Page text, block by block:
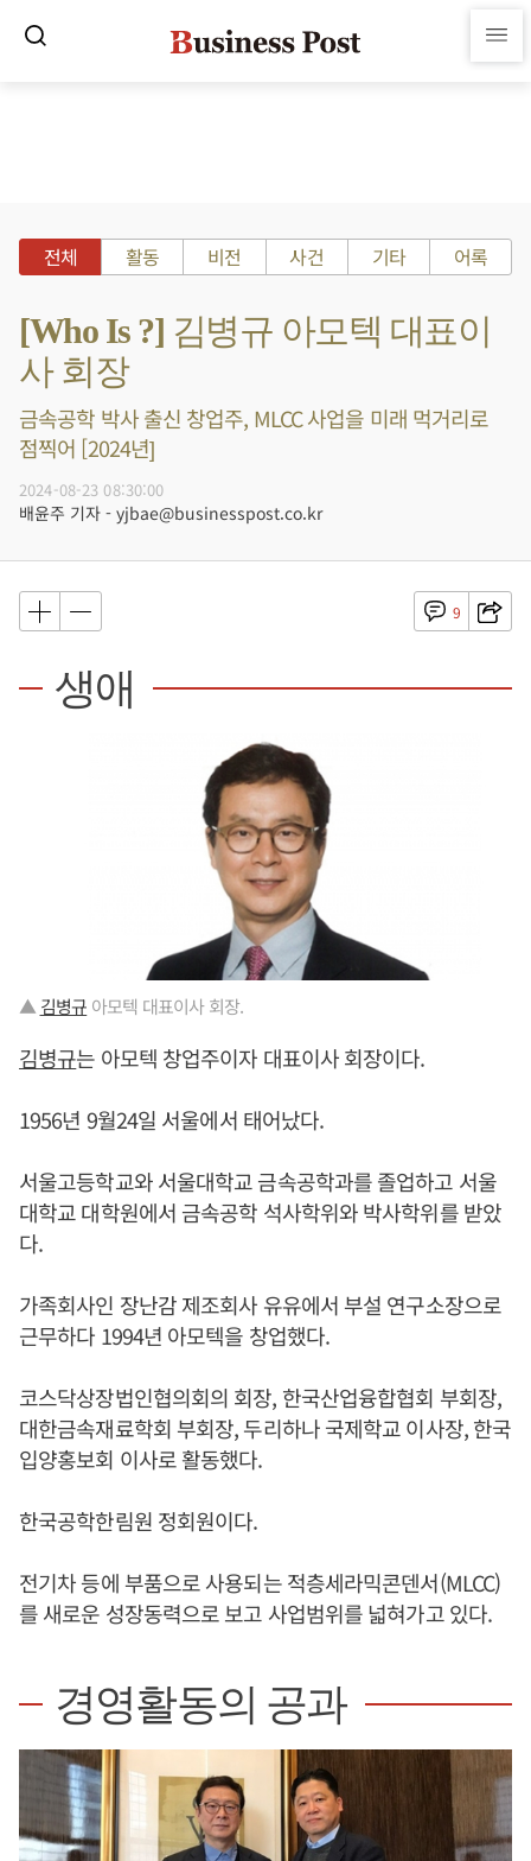
전체 활동 비전 사건 기타 어록
[Who Is ?] 김병규 아모텍 대표이
사 회장
금속공학 박사 출신 창업주, MLCC 사업을 미래 먹거리로
점찍어 [2024년]
2024-08-23 08:30:00
배윤주 기자 - yjbae@businesspost.co.kr
9
생애
▲ 김병규 아모텍 대표이사 회장.
김병규는 아모텍 창업주이자 대표이사 회장이다.
1956년 9월24일 서울에서 태어났다.
서울고등학교와 서울대학교 금속공학과를 졸업하고 서울
대학교 대학원에서 금속공학 석사학위와 박사학위를 받았
다.
가족회사인 장난감 제조회사 유유에서 부설 연구소장으로
근무하다 1994년 아모텍을 창업했다.
코스닥상장법인협의회의 회장, 한국산업융합협회 부회장,
대한금속재료학회 부회장, 두리하나 국제학교 이사장, 한국
입양홍보회 이사로 활동했다.
한국공학한림원 정회원이다.
전기차 등에 부품으로 사용되는 적층세라믹콘덴서(MLCC)
를 새로운 성장동력으로 보고 사업범위를 넓혀가고 있다.
경영활동의 공과